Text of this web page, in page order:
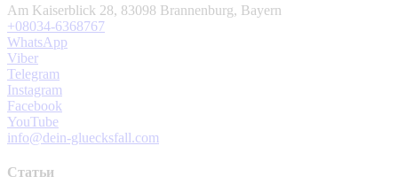
Am Kaiserblick 28, 83098 Brannenburg, Bayern
+08034-6368767
WhatsApp
Viber
Telegram
Instagram
Facebook
YouTube
info@dein-gluecksfall.com
Статьи